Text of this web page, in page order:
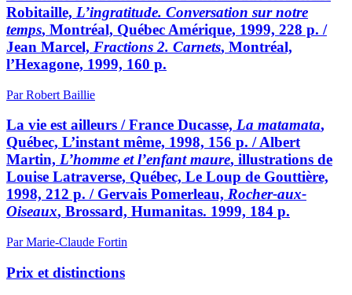
Robitaille, L’ingratitude. Conversation sur notre
temps, Montréal, Québec Amérique, 1999, 228 p. /
Jean Marcel, Fractions 2. Carnets, Montréal,
l’Hexagone, 1999, 160 p.
Par Robert Baillie
La vie est ailleurs / France Ducasse, La matamata,
Québec, L’instant même, 1998, 156 p. / Albert
Martin, L’homme et l’enfant maure, illustrations de
Louise Latraverse, Québec, Le Loup de Gouttière,
1998, 212 p. / Gervais Pomerleau, Rocher-aux-
Oiseaux, Brossard, Humanitas. 1999, 184 p.
Par Marie-Claude Fortin
Prix et distinctions